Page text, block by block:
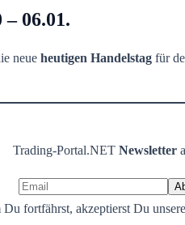
06.01.
neue heutigen Handelstag für
Trading-Portal.NET Newsletter
Du fortfährst, akzeptierst Du